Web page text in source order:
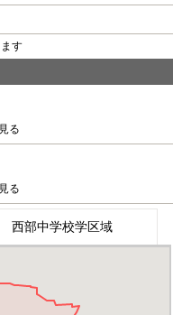
す
る
る
西部中学校学区域